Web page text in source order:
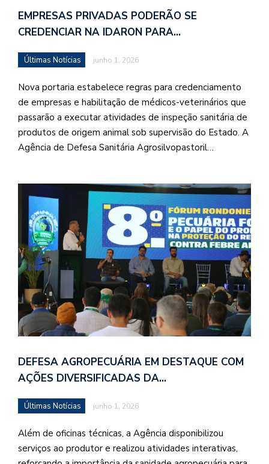
EMPRESAS PRIVADAS PODERÃO SE
CREDENCIAR NA IDARON PARA…
Últimas Notícias junho 1, 2026
Nova portaria estabelece regras para credenciamento
de empresas e habilitação de médicos-veterinários que
passarão a executar atividades de inspeção sanitária de
produtos de origem animal sob supervisão do Estado. A
Agência de Defesa Sanitária Agrosilvopastoril…
DEFESA AGROPECUÁRIA EM DESTAQUE COM
AÇÕES DIVERSIFICADAS DA…
Últimas Notícias junho 1, 2026
Além de oficinas técnicas, a Agência disponibilizou
serviços ao produtor e realizou atividades interativas,